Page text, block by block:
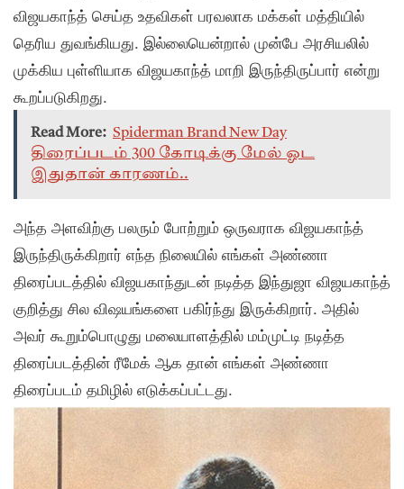
விஜயகாந்த் செய்த உதவிகள் பரவலாக மக்கள் மத்தியில்
தெரிய துவங்கியது. இல்லையென்றால் முன்பே அரசியலில்
முக்கிய புள்ளியாக விஜயகாந்த் மாறி இருந்திருப்பார் என்று
கூறப்படுகிறது.
Read More: Spiderman Brand New Day
திரைப்படம் 300 கோடிக்கு மேல் ஓட
இதுதான் காரணம்..
அந்த அளவிற்கு பலரும் போற்றும் ஒருவராக விஜயகாந்த்
இருந்திருக்கிறார் எந்த நிலையில் எங்கள் அண்ணா
திரைப்படத்தில் விஜயகாந்துடன் நடித்த இந்துஜா விஜயகாந்த்
குறித்து சில விஷயங்களை பகிர்ந்து இருக்கிறார். அதில்
அவர் கூறும்பொழுது மலையாளத்தில் மம்முட்டி நடித்த
திரைப்படத்தின் ரீமேக் ஆக தான் எங்கள் அண்ணா
திரைப்படம் தமிழில் எடுக்கப்பட்டது.